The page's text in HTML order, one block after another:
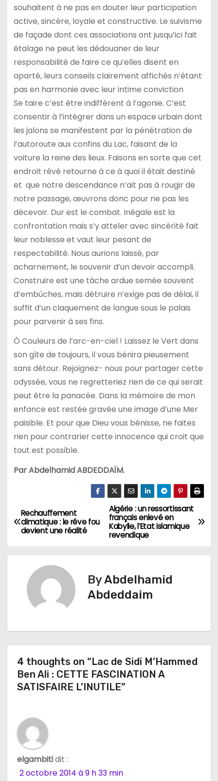
souhaitent à ne pas en douter leur participation
active, sincère, loyale et constructive. Le suivisme
de façade dont ces associations ont jusqu’ici fait
étalage ne peut les dédouaner de leur
responsabilité de faire ce qu’elles disent en
aparté, leurs conseils clairement affichés n’étant
pas en harmonie avec leur intime conviction
Se taire c’est être indifférent à l’agonie. C’est
consentir à l’intégrer dans un espace urbain dont
les jalons se manifestent par la pénétration de
l’autoroute aux confins du Lac, faisant de la
voiture la reine des lieux. Faisons en sorte que cet
endroit rêvé retourne à ce à quoi il était destiné
et que notre descendance n’ait pas à rougir de
notre passage, œuvrons donc pour ne pas les
décevoir. Dur est le combat. Inégale est la
confrontation mais s’y atteler avec sincérité fait
leur noblesse et vaut leur pesant de
respectabilité. Nous aurions laissé, par
acharnement, le souvenir d’un devoir accompli.
Construire est une tâche ardue semée souvent
d’embûches, mais détruire n’exige pas de délai, il
suffit d’un claquement de langue sous le palais
pour parvenir à ses fins.
Ô Couleurs de l’arc-en-ciel ! Laissez le Vert dans
son gîte de toujours, il vous bénira pieusement
sans détour. Rejoignez- nous pour partager cette
odyssée, vous ne regretteriez rien de ce qui serait
peut être la panacée. Dans la mémoire de mon
enfance est restée gravée une image d’une Mer
paisible. Et pour que Dieu vous bénisse, ne faites
rien pour contrarier cette innocence qui croit que
tout est possible.
Par Abdelhamid ABDEDDAÏM.
N
a
v
t
o
d
e
Algérie : un ressortissant
français enlevé en
Kabylie, l’Etat islamique
revendique
Rechauffement
climatique : le rêve fou
devient une réalité
ByAbdelhamid
Abdeddaim
4 thoughts on “Lac de Sidi M’Hammed
Ben Ali : CETTE FASCINATION A
SATISFAIRE L’INUTILE”
elgambitidit :
2 octobre 2014 à 9 h 33 min